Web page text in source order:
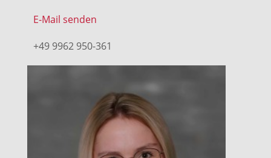
E-Mail senden
+49 9962 950-361